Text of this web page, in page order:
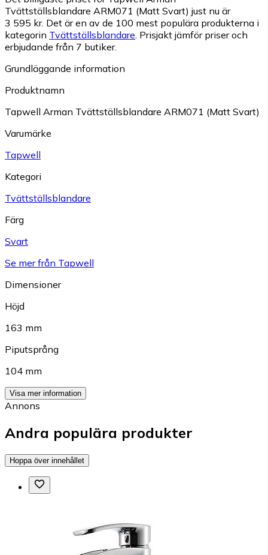
Tvättställsblandare ARM071 (Matt Svart) just nu är
3 595 kr. Det är en av de 100 mest populära produkterna i
kategorin Tvättställsblandare. Prisjakt jämför priser och
erbjudande från 7 butiker.
Grundläggande information
Produktnamn
Tapwell Arman Tvättställsblandare ARM071 (Matt Svart)
Varumärke
Tapwell
Kategori
Tvättställsblandare
Färg
Svart
Se mer från Tapwell
Dimensioner
Höjd
163 mm
Piputsprång
104 mm
Visa mer information
Annons
Andra populära produkter
Hoppa över innehållet